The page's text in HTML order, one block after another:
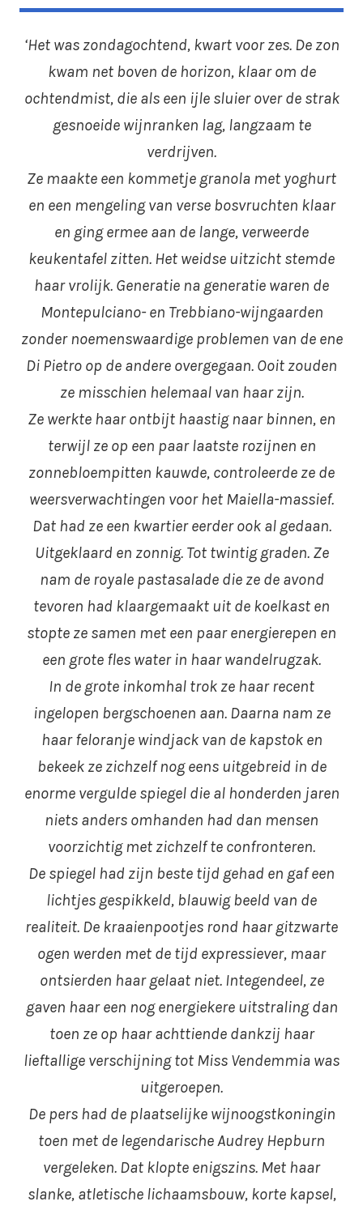
‘Het was zondagochtend, kwart voor zes. De zon
kwam net boven de horizon, klaar om de
ochtendmist, die als een ijle sluier over de strak
gesnoeide wijnranken lag, langzaam te
verdrijven.
Ze maakte een kommetje granola met yoghurt
en een mengeling van verse bosvruchten klaar
en ging ermee aan de lange, verweerde
keukentafel zitten. Het weidse uitzicht stemde
haar vrolijk. Generatie na generatie waren de
Montepulciano- en Trebbiano-wijngaarden
zonder noemenswaardige problemen van de ene
Di Pietro op de andere overgegaan. Ooit zouden
ze misschien helemaal van haar zijn.
Ze werkte haar ontbijt haastig naar binnen, en
terwijl ze op een paar laatste rozijnen en
zonnebloempitten kauwde, controleerde ze de
weersverwachtingen voor het Maiella-massief.
Dat had ze een kwartier eerder ook al gedaan.
Uitgeklaard en zonnig. Tot twintig graden. Ze
nam de royale pastasalade die ze de avond
tevoren had klaargemaakt uit de koelkast en
stopte ze samen met een paar energierepen en
een grote fles water in haar wandelrugzak.
In de grote inkomhal trok ze haar recent
ingelopen bergschoenen aan. Daarna nam ze
haar feloranje windjack van de kapstok en
bekeek ze zichzelf nog eens uitgebreid in de
enorme vergulde spiegel die al honderden jaren
niets anders omhanden had dan mensen
voorzichtig met zichzelf te confronteren.
De spiegel had zijn beste tijd gehad en gaf een
lichtjes gespikkeld, blauwig beeld van de
realiteit. De kraaienpootjes rond haar gitzwarte
ogen werden met de tijd expressiever, maar
ontsierden haar gelaat niet. Integendeel, ze
gaven haar een nog energiekere uitstraling dan
toen ze op haar achttiende dankzij haar
lieftallige verschijning tot Miss Vendemmia was
uitgeroepen.
De pers had de plaatselijke wijnoogstkoningin
toen met de legendarische Audrey Hepburn
vergeleken. Dat klopte enigszins. Met haar
slanke, atletische lichaamsbouw, korte kapsel,